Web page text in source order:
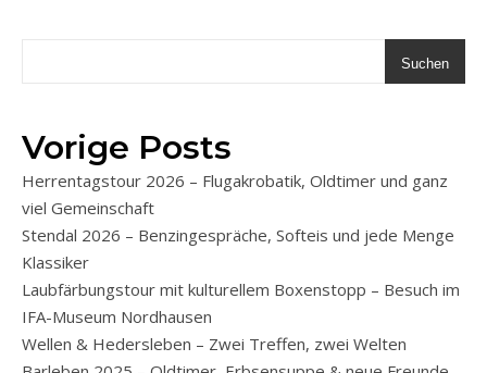
Suchen
Vorige Posts
Herrentagstour 2026 – Flugakrobatik, Oldtimer und ganz
viel Gemeinschaft
Stendal 2026 – Benzingespräche, Softeis und jede Menge
Klassiker
Laubfärbungstour mit kulturellem Boxenstopp – Besuch im
IFA-Museum Nordhausen
Wellen & Hedersleben – Zwei Treffen, zwei Welten